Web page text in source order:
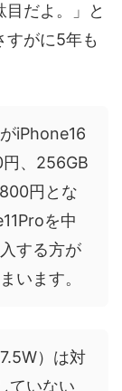
目だよ。」と
すがに5年も
iPhone16
、256GB
円とな
を中
する方が
います。
）は対
ていない